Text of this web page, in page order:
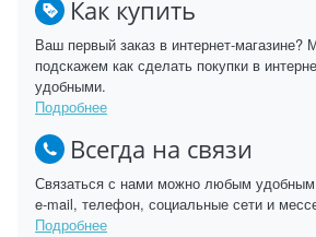
Как купить
Ваш первый заказ в интернет-
подскажем как сделать покупки в
удобными.
Подробнее
Всегда на связи
Связаться с нами можно любым
e-mail, телефон, социальные сети и
Подробнее